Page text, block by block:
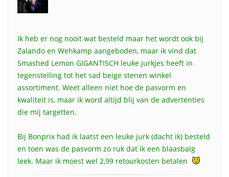
Ik heb er nog nooit wat besteld maar het wordt ook bij
Zalando en Wehkamp aangeboden, maar ik vind dat
Smashed Lemon GIGANTISCH leuke jurkjes heeft in
tegenstelling tot het sad beige stenen winkel
assortiment. Weet alleen niet hoe de pasvorm en
kwaliteit is, maar ik word altijd blij van de advertenties
die mij targetten.
Bij Bonprix had ik laatst een leuke jurk (dacht ik) besteld
en toen was de pasvorm zo ruk dat ik een blaasbalg
leek. Maar ik moest wel 2,99 retourkosten betalen